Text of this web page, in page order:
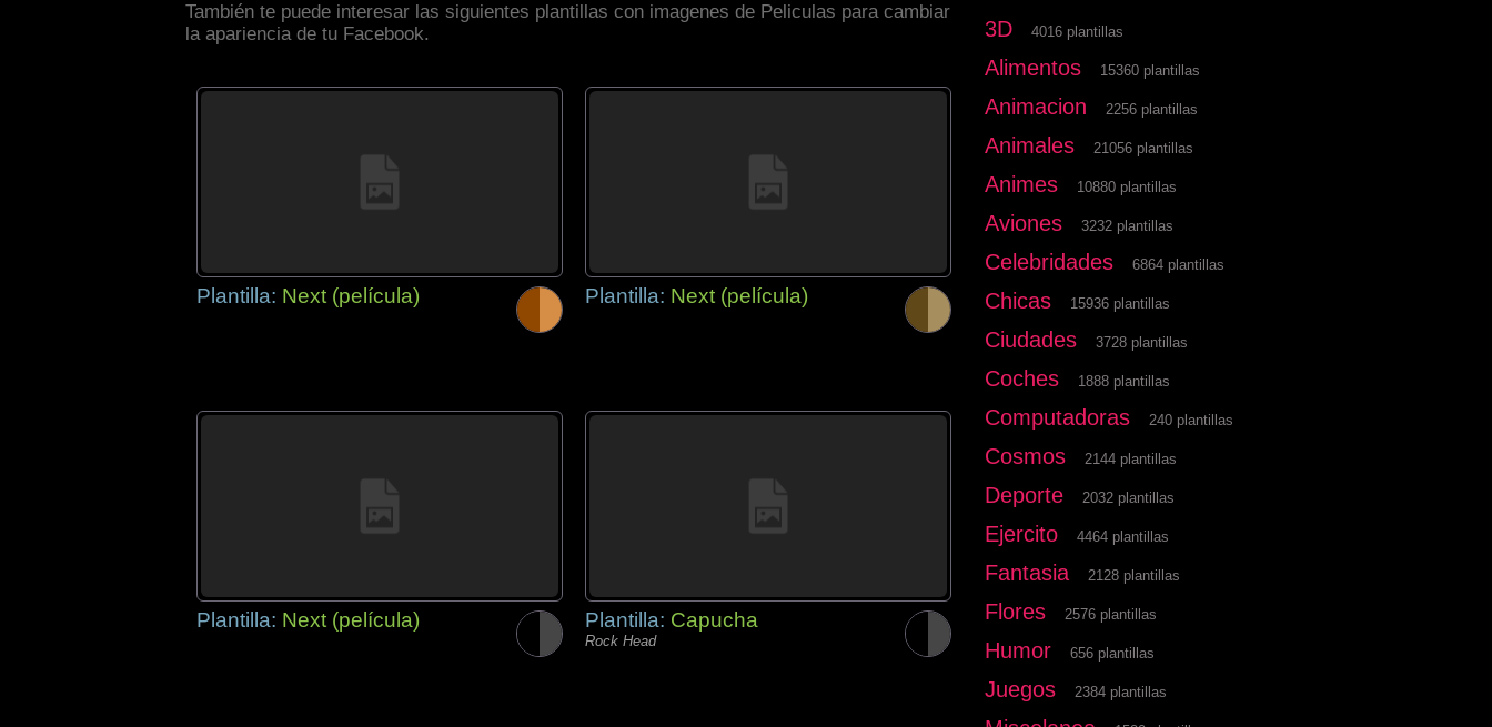
También te puede interesar las siguientes plantillas con imagenes de Peliculas para cambiar
la apariencia de tu Facebook.
Plantilla: Next (película) Plantilla: Next (película)
Plantilla: Next (película) Plantilla: Capucha
Rock Head
3D 4016 plantillas
Alimentos 15360 plantillas
Animacion 2256 plantillas
Animales 21056 plantillas
Animes 10880 plantillas
Aviones 3232 plantillas
Celebridades 6864 plantillas
Chicas 15936 plantillas
Ciudades 3728 plantillas
Coches 1888 plantillas
Computadoras 240 plantillas
Cosmos 2144 plantillas
Deporte 2032 plantillas
Ejercito 4464 plantillas
Fantasia 2128 plantillas
Flores 2576 plantillas
Humor 656 plantillas
Juegos 2384 plantillas